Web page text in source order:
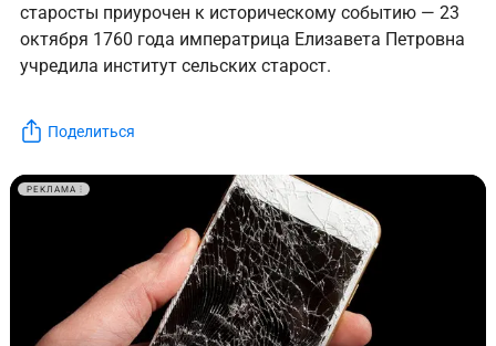
старосты приурочен к историческому событию — 23
октября 1760 года императрица Елизавета Петровна
учредила институт сельских старост.
Поделиться
РЕКЛАМА